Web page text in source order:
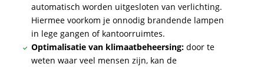
automatisch worden uitgesloten van verlichting.
Hiermee voorkom je onnodig brandende lampen
in lege gangen of kantoorruimtes.
Optimalisatie van klimaatbeheersing:door te
weten waar veel mensen zijn, kan de